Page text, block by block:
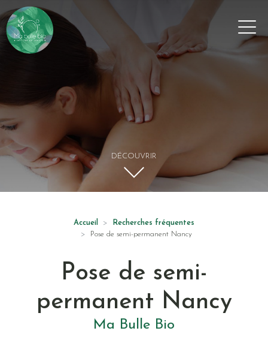
Panneau de gestion des cookies
DÉCOUVRIR
Accueil
Recherches fréquentes
Pose de semi-permanent Nancy
Pose de semi-
permanent Nancy
Ma Bulle Bio